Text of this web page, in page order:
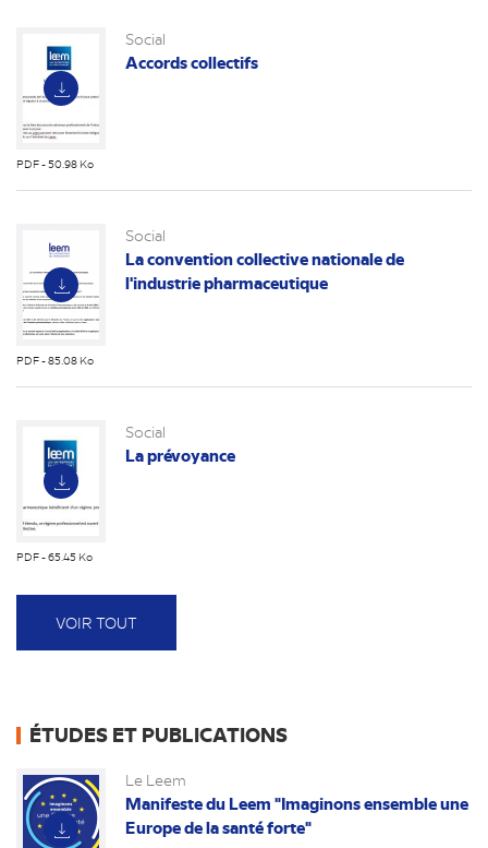
PDF - 50.98 Ko
Social
Accords collectifs
PDF - 85.08 Ko
Social
La convention collective nationale de
l'industrie pharmaceutique
PDF - 65.45 Ko
onglet)
Social
La prévoyance
VOIR TOUT
ÉTUDES ET PUBLICATIONS
Le Leem
Manifeste du Leem "Imaginons ensemble une
Europe de la santé forte"